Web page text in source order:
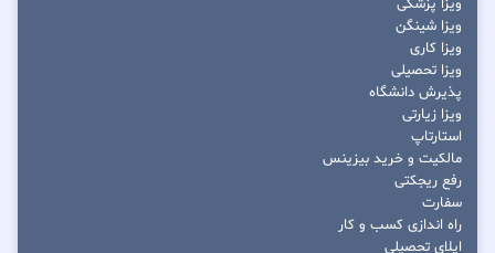
ویزا پزشکی
ویزا شینگن
ویزا کاری
ویزا تحصیلی
پذیرش دانشگاه
ویزا زیارتی
استارتاپ
مالکیت و خرید بیزینس
رفع ریجکتی
سفارت
راه اندازی کسب و کار
اپلای تحصیلی